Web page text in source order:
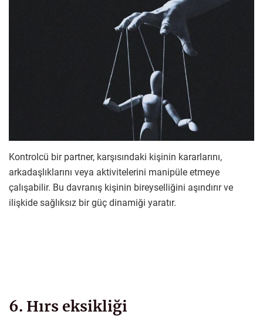
Kontrolcü bir partner, karşısındaki kişinin kararlarını,
arkadaşlıklarını veya aktivitelerini manipüle etmeye
çalışabilir. Bu davranış kişinin bireyselliğini aşındırır ve
ilişkide sağlıksız bir güç dinamiği yaratır.
6. Hırs eksikliği